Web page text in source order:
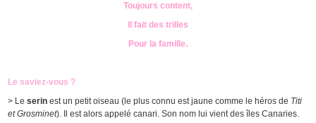
Toujours content,
Il fait des trilles
Pour la famille.
Le saviez-vous ?
> Leserin est un petit oiseau (le plus connu est jaune comme le héros de Titi
et Grosminet). Il est alors appelé canari. Son nom lui vient des îles Canaries.